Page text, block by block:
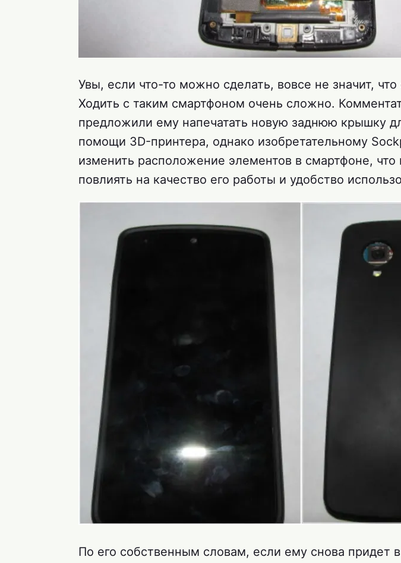
Увы, если что-то можно сделать, вовсе не значит, что
Ходить с таким смартфоном очень сложно.
предложили ему напечатать новую заднюю крышку
помощи 3D-принтера, однако изобретательному
изменить расположение элементов в смартфоне,
повлиять на качество его работы и удобство
По его собственным словам, если ему снова придет в